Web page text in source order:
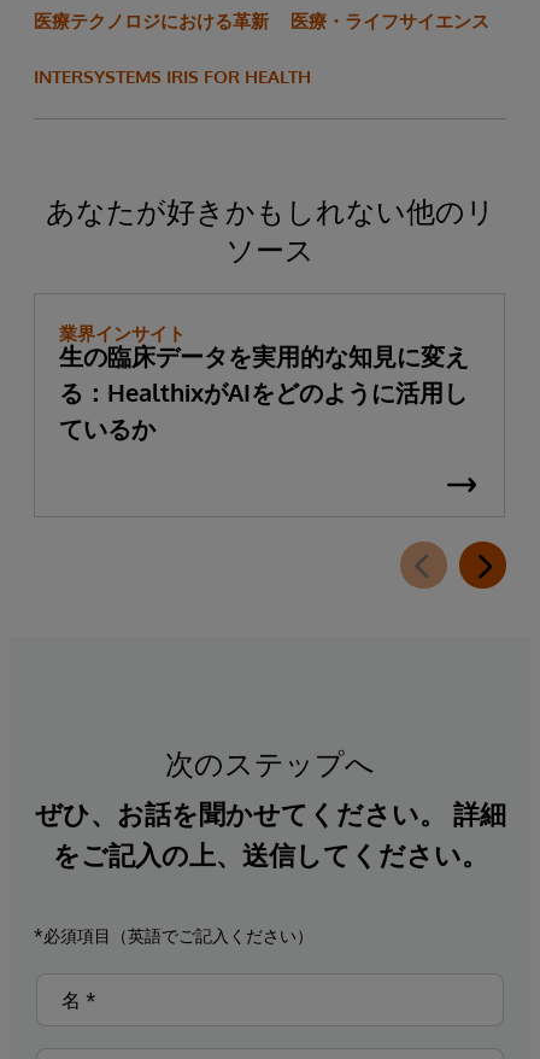
医療テクノロジにおける革新 医療・ライフサイエンス
INTERSYSTEMS IRIS FOR HEALTH
あなたが好きかもしれない他のリ
ソース
業界インサイト
生の臨床データを実用的な知見に変え
る：HealthixがAIをどのように活用し
ているか
次のステップへ
ぜひ、お話を聞かせてください。 詳細
をご記入の上、送信してください。
*必須項目（英語でご記入ください）